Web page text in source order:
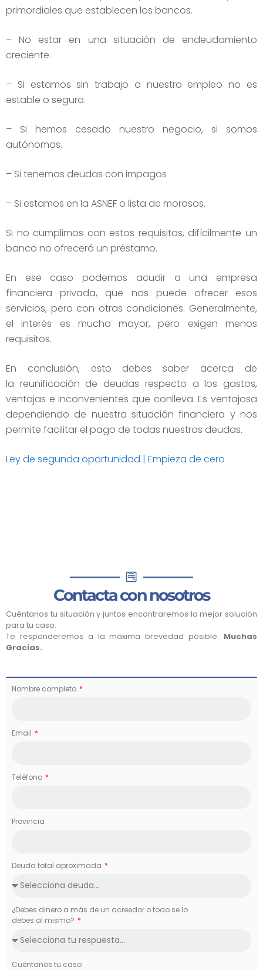
primordiales que establecen los bancos.
– No estar en una situación de endeudamiento
creciente.
– Si estamos sin trabajo o nuestro empleo no es
estable o seguro.
– Si hemos cesado nuestro negocio, si somos
autónomos.
– Si tenemos deudas con impagos
– Si estamos en la ASNEF o lista de morosos.
Si no cumplimos con estos requisitos, difícilmente un
banco no ofrecerá un préstamo.
En ese caso podemos acudir a una empresa
financiera privada, que nos puede ofrecer esos
servicios, pero con otras condiciones. Generalmente,
el interés es mucho mayor, pero exigen menos
requisitos.
En conclusión, esto debes saber acerca de
la reunificación de deudas respecto a los gastos,
ventajas e inconvenientes que conlleva. Es ventajosa
dependiendo de nuestra situación financiera y nos
permite facilitar el pago de todas nuestras deudas.
Ley de segunda oportunidad | Empieza de cero
Contacta con nosotros
Cuéntanos tu situación y juntos encontraremos la mejor solución
para tu caso.
Te responderemos a la máxima brevedad posible. Muchas
Gracias.
Nombre completo
Email
Teléfono
Provincia
Deuda total aproximada
¿Debes dinero a más de un acreedor o todo se lo
debes al mismo?
Cuéntanos tu caso